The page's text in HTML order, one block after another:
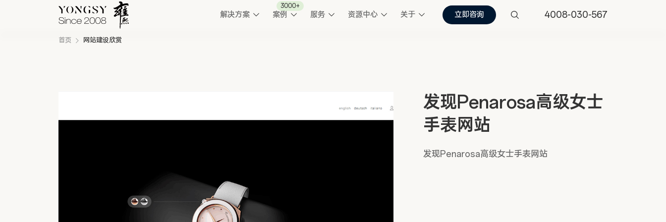
解决方案 案例
3000+
服务 资源中心 关于 立即咨询
我们的业务
4008-030-567
首页 网站建设欣赏
发现Penarosa高级女士
手表网站
发现Penarosa高级女士手表网站